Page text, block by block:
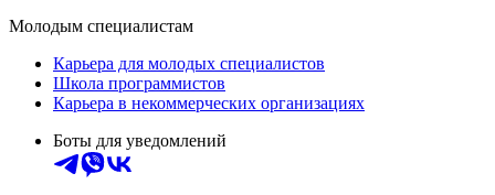
Молодым специалистам
Карьера для молодых специалистов
Школа программистов
Карьера в некоммерческих организациях
Боты для уведомлений